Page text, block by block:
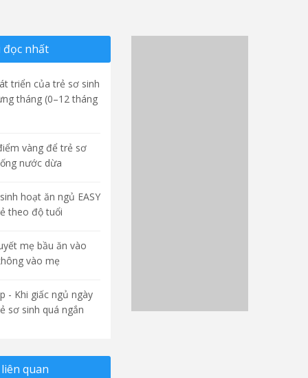
nhất
triển của trẻ sơ sinh
tháng (0–12 tháng
vàng để trẻ sơ
nước dừa
hoạt ăn ngủ EASY
theo độ tuổi
mẹ bầu ăn vào
vào mẹ
- Khi giấc ngủ ngày
sơ sinh quá ngắn
quan